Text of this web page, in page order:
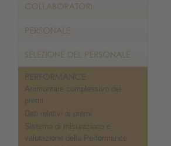
Ammontare complessivo dei
premi
Dati relativi ai premi
Sistema di misurazione e
valutazione della Performance